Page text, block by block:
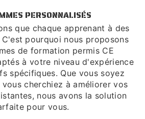
PERSONNALISÉS
que chaque apprenant à des
C'est pourquoi nous proposons
de formation permis CE
à votre niveau d'expérience
spécifiques. Que vous soyez
cherchiez à améliorer vos
nous avons la solution
pour vous.